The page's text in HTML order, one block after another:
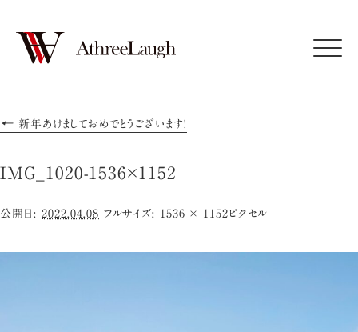
Click
← 新年あけましておめでとうございます!
IMG_1020-1536×1152
公開日: 2022.04.08 フルサイズ: 1536 × 1152ピクセル